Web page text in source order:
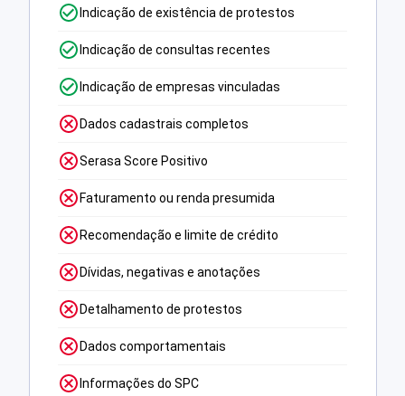
Indicação de existência de protestos
Indicação de consultas recentes
Indicação de empresas vinculadas
Dados cadastrais completos
Serasa Score Positivo
Faturamento ou renda presumida
Recomendação e limite de crédito
Dívidas, negativas e anotações
Detalhamento de protestos
Dados comportamentais
Informações do SPC